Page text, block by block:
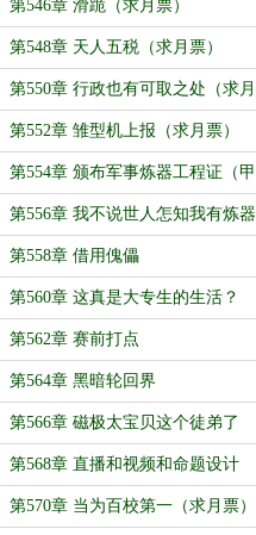
第546章 滑跪（求月票）
第548章 天人五税（求月票）
第550章 行政也有可取之处（求月
票）
第552章 雏型机上报（求月票）
第554章 颁布军事炼器工程证（甲
类）
第556章 我不说世人怎知我有炼器
军事证？
第558章 借用傀儡
第560章 这真是大专生的生活？
第562章 赛前打点
第564章 黑暗轮回界
第566章 磁极太宝贝这个徒弟了
第568章 直播和视频和命题设计
第570章 当为百校第一（求月票）